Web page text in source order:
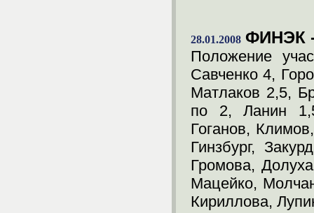
28.01.2008 ФИНЭК -
Положение
Савченко 4,
Матлаков 2,5,
по 2, Ланин
Гоганов,
Гинзбург,
Громова,
Мацейко,
Кириллова,